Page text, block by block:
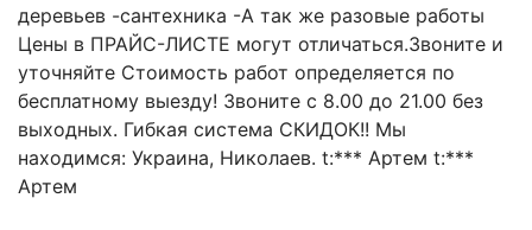
деревьев -сантехника -А так же разовые работы
Цены в ПРАЙС-ЛИСТЕ могут отличаться.Звоните и
уточняйте Стоимость работ определяется по
бесплатному выезду! Звоните с 8.00 до 21.00 без
выходных. Гибкая система СКИДОК!! Мы
находимся: Украина, Николаев. t:*** Артем t:***
Артем